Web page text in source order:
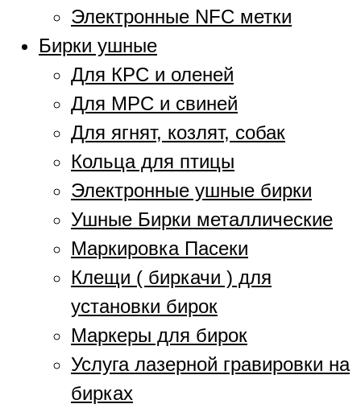
Электронные NFC метки
Бирки ушные
Для КРС и оленей
Для МРС и свиней
Для ягнят, козлят, собак
Кольца для птицы
Электронные ушные бирки
Ушные Бирки металлические
Маркировка Пасеки
Клещи ( биркачи ) для
установки бирок
Маркеры для бирок
Услуга лазерной гравировки на
бирках